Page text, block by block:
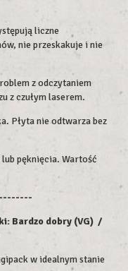
liczne
nie przeskakuje i nie
z odczytaniem
z czułym laserem.
Płyta nie odtwarza bez
pęknięcia. Wartość
Bardzo dobry (VG) /
w idealnym stanie